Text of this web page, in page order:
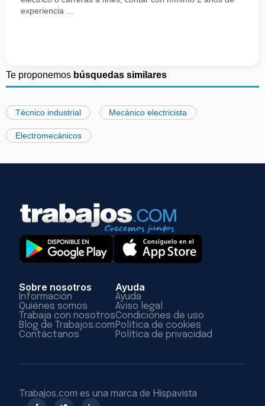
experiencia ...
Te proponemos búsquedas similares
Técnico industrial Mecánico electricista
Electromecánicos
Sobre nosotros
Información
Quiénes somos
Trabaja con nosotros
Blog de Trabajos.com
Contáctanos
Ayuda
Ayuda
Aviso legal
Condiciones de uso
Política de cookies
Política de privacidad
Trabajos.com es una marca de Hispavista